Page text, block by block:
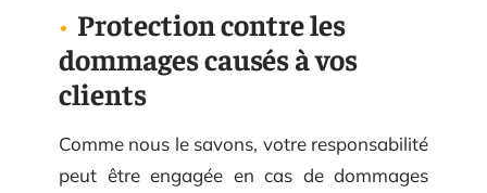
Protection contre les
dommages causés à vos
clients
Comme nous le savons, votre responsabilité
peut être engagée en cas de dommages